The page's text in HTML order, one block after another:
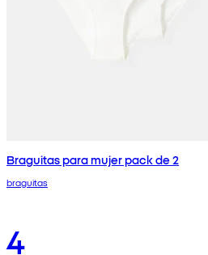
Braguitas para mujer pack de 2
braguitas
4